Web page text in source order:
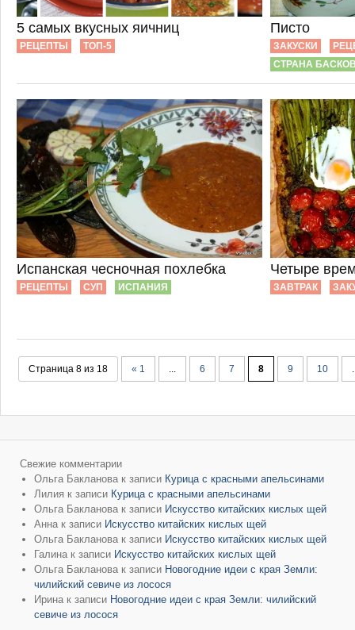
5 самых вкусных яичниц
РЕЦЕПТЫ ТОП-5
Писто
ЗАКУСКИ
СТРАНА
Испанская чесночная похлебка
РЕЦЕПТЫ СУП ИСПАНИЯ
Четыре
ЗАВТРАК
Страница 8 из 18 « 1 ... 6 7 8 9 10
Свежие комментарии
Ольга Бакланова к записи Курица с красными апельсинами
Лилия к записи Курица с красными апельсинами
Ольга Бакланова к записи Искусство китайских кислых щей
Анна к записи Искусство китайских кислых щей
Ольга Бакланова к записи Искусство китайских кислых щей
Галина к записи Искусство китайских кислых щей
Ольга Бакланова к записи Новогодние идеи с края Земли:
чилийский севиче из лосося
Ирина к записи Новогодние идеи с края Земли: чилийский
севиче из лосося